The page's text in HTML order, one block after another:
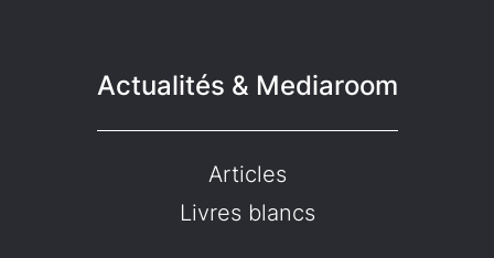
Actualités & Mediaroom
Articles
Livres blancs